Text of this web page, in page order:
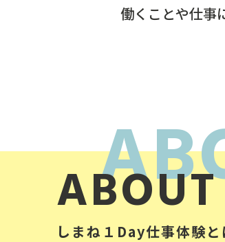
働くことや仕事
ABOUT
しまね１Day仕事体験と